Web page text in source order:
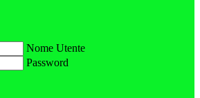
Nome Utente
Password